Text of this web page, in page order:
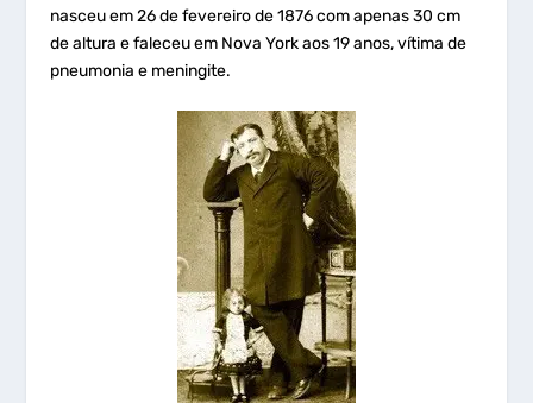
nasceu em 26 de fevereiro de 1876 com apenas 30 cm
de altura e faleceu em Nova York aos 19 anos, vítima de
pneumonia e meningite.